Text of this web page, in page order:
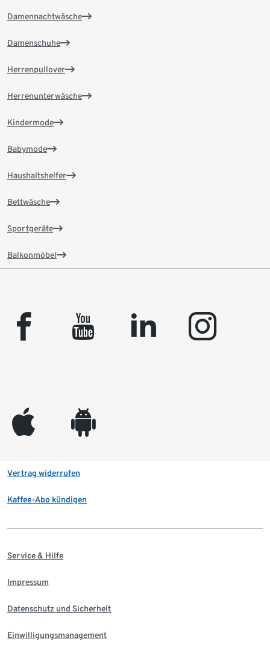
Damennachtwäsche
Damenschuhe
Herrenpullover
Herrenunterwäsche
Kindermode
Babymode
Haushaltshelfer
Bettwäsche
Sportgeräte
Balkonmöbel
facebook youtube linkedin instagram
appleinc android
Vertrag widerrufen
Kaffee-Abo kündigen
Service & Hilfe
Impressum
Datenschutz und Sicherheit
Einwilligungsmanagement